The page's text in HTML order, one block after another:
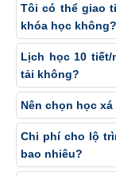
Tôi có thể giao
khóa học không?
Lịch học 10
tải không?
Nên chọn học
Chi phí cho lộ
bao nhiêu?